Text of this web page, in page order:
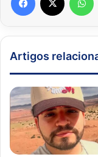
Artigos